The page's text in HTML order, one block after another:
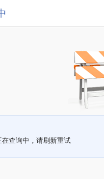
在查询中，请刷新重试